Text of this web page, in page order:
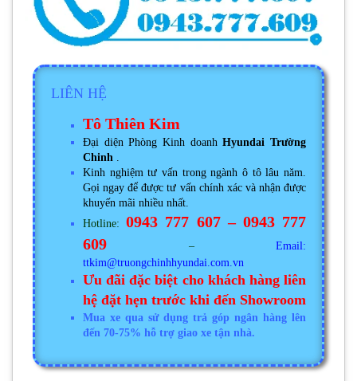
LIÊN HỆ
Tô Thiên Kim
Đại diện Phòng Kinh doanhHyundai Trường
Chinh
Kinh nghiệm tư vấn trong ngành ô tô lâu năm.
Gọi ngay để được tư vấn chính xác và nhận được
khuyến mãi nhiều nhất.
Hotline:0943 777 607 – 0943 777
609 – Email:
ttkim@truongchinhhyundai.com.vn
Ưu đãi đặc biệt cho khách hàng liên
hệ đặt hẹn trước khi đến Showroom
Mua xe qua sử dụng trả góp ngân hàng lên
đến 70-75% hỗ trợ giao xe tận nhà.